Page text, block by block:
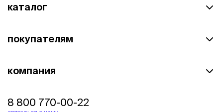
каталог
покупателям
компания
8 800 770-00-22